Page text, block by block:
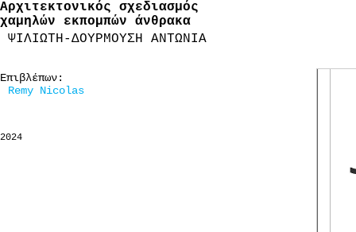
Αρχιτεκτονικός σχεδιασμός
χαμηλών εκπομπών άνθρακα
ΨΙΛΙΩΤΗ-ΔΟΥΡΜΟΥΣΗ ΑΝΤΩΝΙΑ
Επιβλέπων:
Remy Nicolas
2024